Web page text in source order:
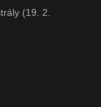
(19. 2.